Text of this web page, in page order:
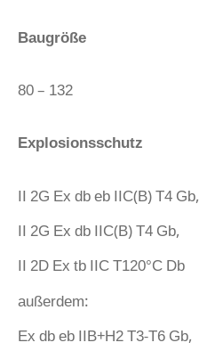
Baugröße
80 – 132
Explosionsschutz
II 2G Ex db eb IIC(B) T4 Gb,
II 2G Ex db IIC(B) T4 Gb,
II 2D Ex tb IIC T120°C Db
außerdem:
Ex db eb IIB+H2 T3-T6 Gb,